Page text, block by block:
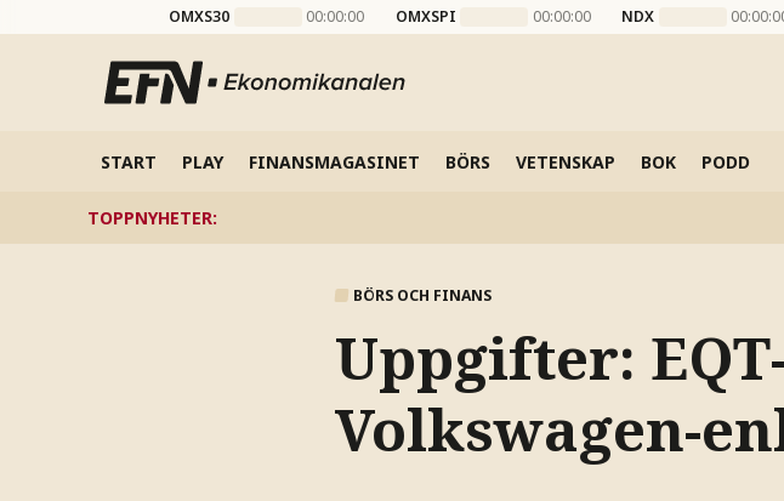
OMXS30 00:00:00 OMXSPI 00:00:00 NDX
START PLAY FINANSMAGASINET BÖRS VETENSKAP BOK PODD
TOPPNYHETER:
BÖRS OCH FINANS
Uppgifter:
Volkswagen-